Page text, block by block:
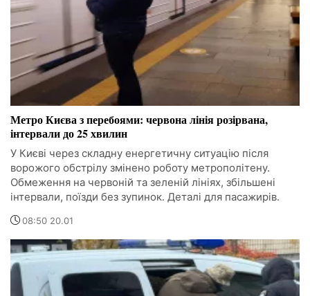
Метро Києва з перебоями: червона лінія розірвана,
інтервали до 25 хвилин
У Києві через складну енергетичну ситуацію після
ворожого обстрілу змінено роботу метрополітену.
Обмеження на червоній та зеленій лініях, збільшені
інтервали, поїзди без зупинок. Деталі для пасажирів.
08:50 20.01